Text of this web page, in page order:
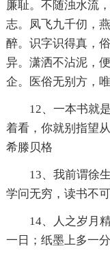
廉耻。不随浊水流
志。凤飞九千仞，
醉。识字识得真，
异。潇洒不沾泥，
企。医俗无别方，
12、一本书就
着看，你就别指望
希滕贝格
13、我前谓徐
学问无穷，读书不
14、人之岁月
一日；纸墨上多一